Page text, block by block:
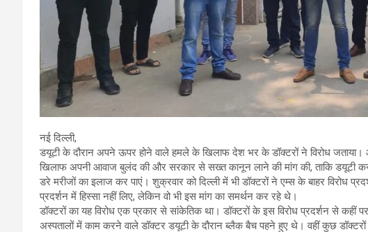
नई दिल्ली,
डयूटी के दौरान अपने ऊपर होने वाले हमले के खिलाफ देश भर के डॉक्टरों ने विरोध
खिलाफ अपनी आवाज बुलंद की और सरकार से सख्त कानून लाने की मांग की, ताकि डयूटी
डरे मरीजों का इलाज कर पाएं। शुक्रवार को दिल्ली में भी डॉक्टरों ने एम्स के बाहर विरोध
प्रदर्शन में हिस्सा नहीं लिए, लेकिन वो भी इस मांग का समर्थन कर रहे थे।
डॉक्टरों का यह विरोध एक प्रकार से सांकेतिक था। डॉक्टरों के इस विरोध प्रदर्शन से
अस्पतालों में काम करने वाले डॉक्टर डयूटी के दौरान ब्लैक बैच पहने हुए थे। वहीं कुछ